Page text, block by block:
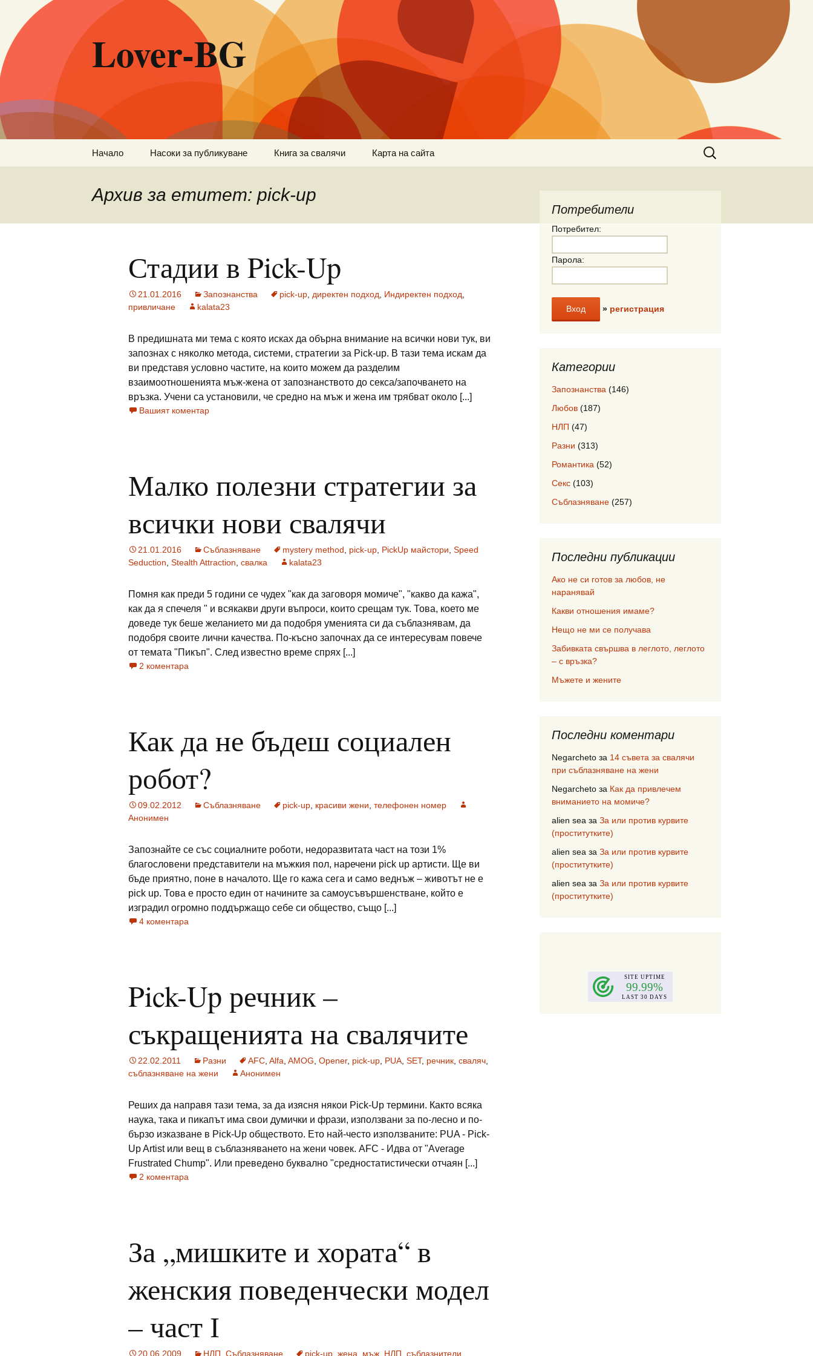
Lover-BG
Начало Насоки за публикуване Книга за свалячи Карта на сайта
Търсене
за:
Архив за етитет: pick-up
Стадии в Pick-Up
21.01.2016 Запознанства pick-up директен подход Индиректен подход
привличане
kalata23
В предишната ми тема с която исках да обърна внимание на всички нови тук, ви
запознах с няколко метода, системи, стратегии за Pick-up. В тази тема искам да
ви представя условно частите, на които можем да разделим
взаимоотношенията мъж-жена от запознанството до секса/започването на
връзка. Учени са установили, че средно на мъж и жена им трябват около [...]
Вашият коментар
Малко полезни стратегии за
всички нови свалячи
21.01.2016 Съблазняване mystery method pick-up PickUp майстори Speed
Seduction Stealth Attraction свалка kalata23
Помня как преди 5 години се чудех "как да заговоря момиче", "какво да кажа",
как да я спечеля " и всякакви други въпроси, които срещам тук. Това, което ме
доведе тук беше желанието ми да подобря уменията си да съблазнявам, да
подобря своите лични качества. По-късно започнах да се интересувам повече
от темата "Пикъп". След известно време спрях [...]
2 коментара
Как да не бъдеш социален
робот?
09.02.2012 Съблазняване pick-up красиви жени телефонен номер
Анонимен
Запознайте се със социалните роботи, недоразвитата част на този 1%
благословени представители на мъжкия пол, наречени pick up артисти. Ще ви
бъде приятно, поне в началото. Ще го кажа сега и само веднъж – животът не е
pick up. Това е просто един от начините за самоусъвършенстване, който е
изградил огромно поддържащо себе си общество, също [...]
4 коментара
Pick-Up речник –
съкращенията на свалячите
22.02.2011 Разни AFC Alfa AMOG Opener, pick-up PUA SET, речник сваляч
съблазняване на жени
Анонимен
Реших да направя тази тема, за да изясня някои Pick-Up термини. Както всяка
наука, така и пикапът има свои думички и фрази, използвани за по-лесно и по-
бързо изказване в Pick-Up обществото. Ето най-често използваните: PUA - Pick-
Up Artist или вещ в съблазняването на жени човек. AFC - Идва от "Avеrage
Frustrated Chump". Или преведено буквално "средностатистически отчаян [...]
2 коментара
За „мишките и хората“ в
женския поведенчески модел
– част І
20.06.2009 НЛП Съблазняване pick-up жена мъж НЛП съблазнители
Потребители
Потребител:
Парола:
» регистрация
Категории
Запознанства (146)
Любов (187)
НЛП (47)
Разни (313)
Романтика (52)
Секс (103)
Съблазняване (257)
Последни публикации
Ако не си готов за любов, не
наранявай
Какви отношения имаме?
Нещо не ми се получава
Забивката свършва в леглото, леглото
– с връзка?
Мъжете и жените
Последни коментари
Negarcheto за 14 съвета за свалячи
при съблазняване на жени
Negarcheto за Как да привлечем
вниманието на момиче?
alien sea за За или против курвите
(проститутките)
alien sea за За или против курвите
(проститутките)
alien sea за За или против курвите
(проститутките)